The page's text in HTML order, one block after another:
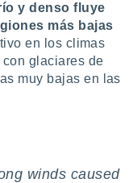
y denso fluye
más bajas
en los climas
glaciares de
muy bajas en las
winds caused